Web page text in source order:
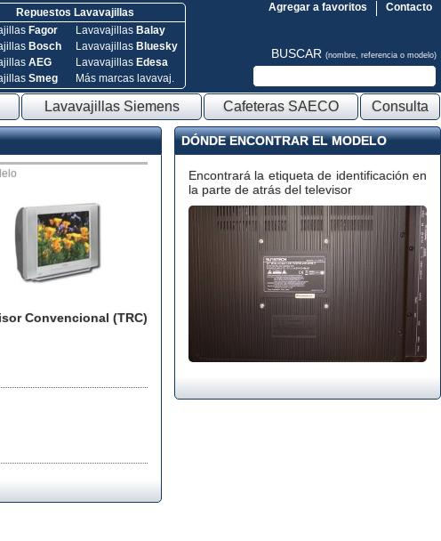
Repuestos Lavavajillas
Fagor
Bosch
AEG
Smeg
Lavavajillas Balay
Lavavajillas Bluesky
Lavavajillas Edesa
Más marcas lavavaj.
Contacto
Agregar a favoritos
BUSCAR (nombre, referencia o modelo)
Lavavajillas Siemens Cafeteras SAECO Consulta
Convencional (TRC)
DÓNDE ENCONTRAR EL MODELO
Encontrará la etiqueta de identificación en
la parte de atrás del televisor